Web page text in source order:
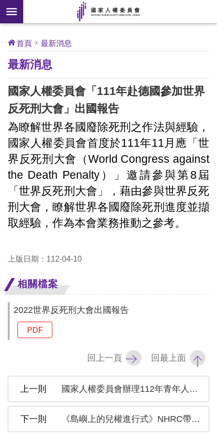
前往主要內容區塊
搜
尋
開
新
]
核
心
人
權
公
約
關
於
本
會
最
新
消
息
權
務
核
心
人
陳
申
:::
首頁 最新消息
最新消息
國家人權委員會「111年赴德國參加世界
反死刑大會」出國報告
為瞭解世界各國廢除死刑之作法與經驗，
國家人權委員會首度於111年11月應「世
界反死刑大會（World Congress against
the Death Penalty）」邀請參與第8屆
「世界反死刑大會」，藉由參與世界反死
刑大會，瞭解世界各國廢除死刑進度並擷
取經驗，作為本會業務推動之參考。
上版日期：112-04-10
相關檔案
2022世界反死刑大會出國報告
PDF
回上一頁 回最上面
國家人權委員會辦理112年青年人權教育培力推廣計畫，自即日起徵件至112年5月15日止
《島嶼上的兒權進行式》NHRC帶孩子認識兒童權利 成為生命與權利的主人